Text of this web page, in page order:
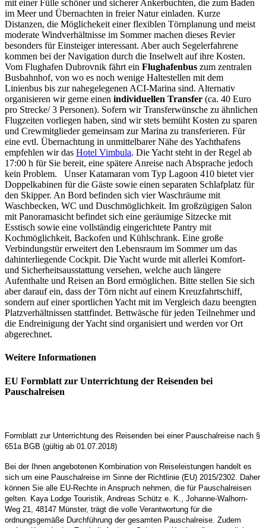
mit einer Fülle schöner und sicherer Ankerbuchten, die zum Baden
im Meer und Übernachten in freier Natur einladen. Kurze
Distanzen, die Möglichekeit einer flexiblen Törnplanung und meist
moderate Windverhältnisse im Sommer machen dieses Revier
besonders für Einsteiger interessant. Aber auch Segelerfahrene
kommen bei der Navigation durch die Inselwelt auf ihre Kosten.
Vom Flughafen Dubrovnik fährt ein Flughafenbus zum zentralen
Busbahnhof, von wo es noch wenige Haltestellen mit dem
Linienbus bis zur nahegelegenen ACI-Marina sind. Alternativ
organisieren wir gerne einen individuellen Transfer (ca. 40 Euro
pro Strecke/ 3 Personen). Sofern wir Transferwünsche zu ähnlichen
Flugzeiten vorliegen haben, sind wir stets bemüht Kosten zu sparen
und Crewmitglieder gemeinsam zur Marina zu transferieren. Für
eine evtl. Übernachtung in unmittelbarer Nähe des Yachthafens
empfehlen wir das Hotel Vimbula. Die Yacht steht in der Regel ab
17:00 h für Sie bereit, eine spätere Anreise nach Absprache jedoch
kein Problem. Unser Katamaran vom Typ Lagoon 410 bietet vier
Doppelkabinen für die Gäste sowie einen separaten Schlafplatz für
den Skipper. An Bord befinden sich vier Waschräume mit
Waschbecken, WC und Duschmöglichkeit. Im großzügigen Salon
mit Panoramasicht befindet sich eine geräumige Sitzecke mit
Esstisch sowie eine vollständig eingerichtete Pantry mit
Kochmöglichkeit, Backofen und Kühlschrank. Eine große
Verbindungstür erweitert den Lebensraum im Sommer um das
dahinterliegende Cockpit. Die Yacht wurde mit allerlei Komfort-
und Sicherheitsausstattung versehen, welche auch längere
Aufenthalte und Reisen an Bord ermöglichen. Bitte stellen Sie sich
aber darauf ein, dass der Törn nicht auf einem Kreuzfahrtschiff,
sondern auf einer sportlichen Yacht mit im Vergleich dazu beengten
Platzverhältnissen stattfindet. Bettwäsche für jeden Teilnehmer und
die Endreinigung der Yacht sind organisiert und werden vor Ort
abgerechnet.
Weitere Informationen
EU Formblatt zur Unterrichtung der Reisenden bei
Pauschalreisen
Formblatt zur Unterrichtung des Reisenden bei einer Pauschalreise nach §
651a BGB (gültig ab 01.07.2018)
Bei der Ihnen angebotenen Kombination von Reiseleistungen handelt es
sich um eine Pauschalreise im Sinne der Richtlinie (EU) 2015/2302. Daher
können Sie alle EU-Rechte in Anspruch nehmen, die für Pauschalreisen
gelten. Kaya Lodge Touristik, Andreas Schütz e. K., Johanne-Walhorn-
Weg 21, 48147 Münster, trägt die volle Verantwortung für die
ordnungsgemäße Durchführung der gesamten Pauschalreise. Zudem